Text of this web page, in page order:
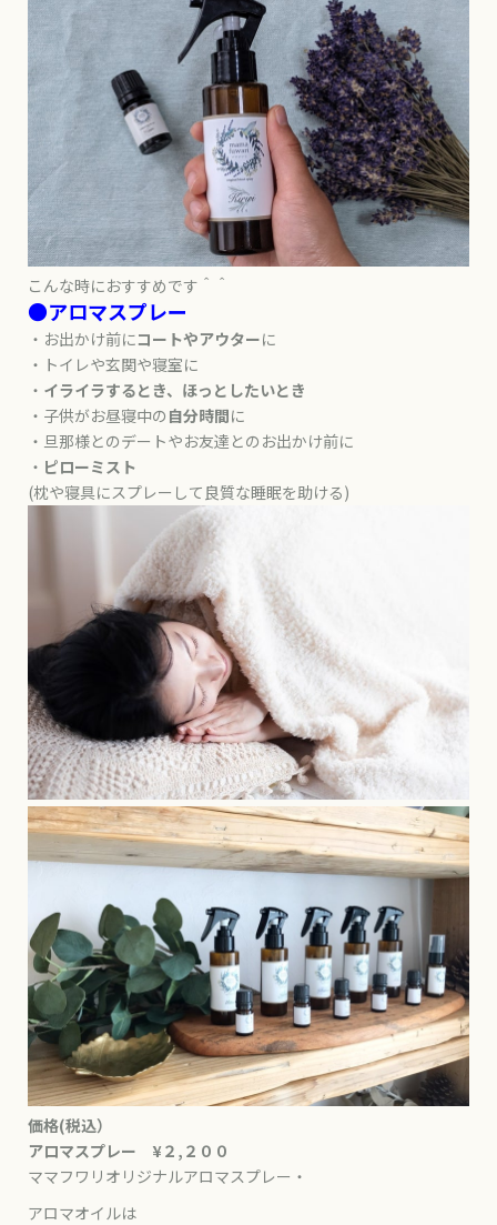
こんな時におすすめです＾＾
●アロマスプレー
・お出かけ前にコートやアウターに
・トイレや玄関や寝室に
・ イライラするとき、ほっとしたいとき
・子供がお昼寝中の 自分時間に
・旦那様とのデートやお友達とのお出かけ前に
・ ピローミスト
(枕や寝具にスプレーして良質な睡眠を助ける)
価格(税込）
アロマスプレー ¥２,２００
ママフワリオリジナルアロマスプレー・
アロマオイルは